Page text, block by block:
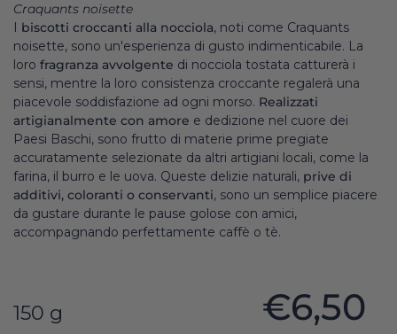
Craquants noisette
I biscotti croccanti alla nocciola, noti come Craquants
noisette, sono un'esperienza di gusto indimenticabile. La
loro fragranza avvolgente di nocciola tostata catturerà i
sensi, mentre la loro consistenza croccante regalerà una
piacevole soddisfazione ad ogni morso. Realizzati
artigianalmente con amore e dedizione nel cuore dei
Paesi Baschi, sono frutto di materie prime pregiate
accuratamente selezionate da altri artigiani locali, come la
farina, il burro e le uova. Queste delizie naturali, prive di
additivi, coloranti o conservanti, sono un semplice piacere
da gustare durante le pause golose con amici,
accompagnando perfettamente caffè o tè.
150 g €6,50